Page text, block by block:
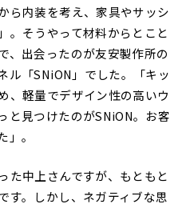
ら内装を考え、家具やサッシ
。そうやって材料からとこと
、出会ったのが友安製作所の
ル「SNiON」でした。「キッ
、軽量でデザイン性の高いウ
と見つけたのがSNiON。お客
。
た中上さんですが、もともと
す。しかし、ネガティブな思